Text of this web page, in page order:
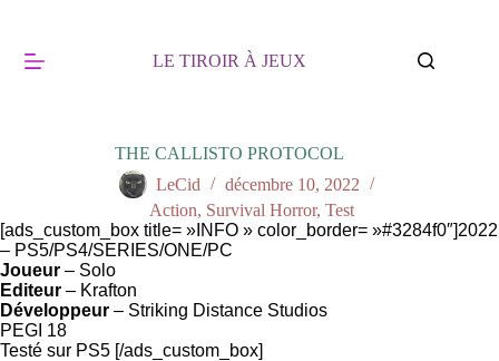
LE TIROIR À JEUX
THE CALLISTO PROTOCOL
LeCid
décembre 10, 2022
Action, Survival Horror,Test
[ads_custom_box title= »INFO » color_border= »#3284f0″]2022
– PS5/PS4/SERIES/ONE/PC
Joueur – Solo
Editeur – Krafton
Développeur – Striking Distance Studios
PEGI 18
Testé sur PS5 [/ads_custom_box]